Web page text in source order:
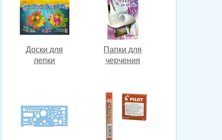
Доски для
лепки
Папки для
черчения